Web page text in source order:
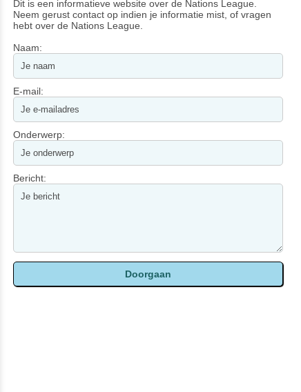
Dit is een informatieve website over de Nations League.
Neem gerust contact op indien je informatie mist, of vragen
hebt over de Nations League.
Naam:
E-mail:
Onderwerp:
Bericht: